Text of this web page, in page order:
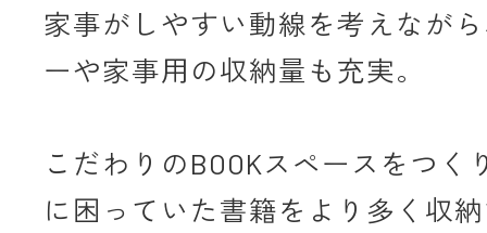
家事がしやすい動線を考えなが
ーや家事用の収納量も充実。
こだわりのBOOKスペースをつく
に困っていた書籍をより多く収